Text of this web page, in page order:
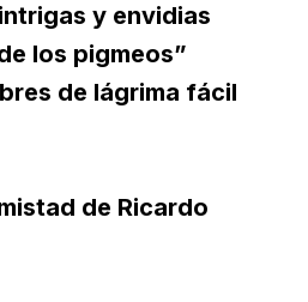
y envidias
los pigmeos”
de lágrima fácil
de Ricardo